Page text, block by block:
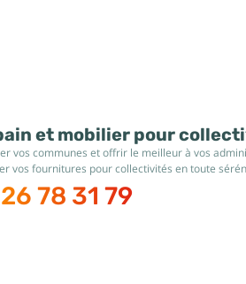
et mobilier pour
communes et offrir le meilleur à vos
vos fournitures pour collectivités en toute
78 31 79